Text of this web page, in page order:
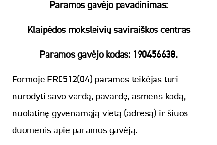
Paramos gavėjo pavadinimas:
Klaipėdos moksleivių saviraiškos centras
Paramos gavėjo kodas: 190456638.
Formoje FR0512(04) paramos teikėjas turi
nurodyti savo vardą, pavardę, asmens kodą,
nuolatinę gyvenamąją vietą (adresą) ir šiuos
duomenis apie paramos gavėją: